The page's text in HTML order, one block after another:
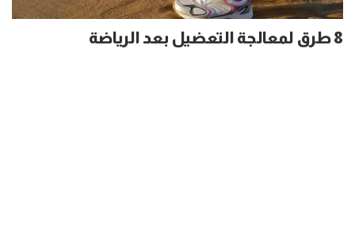
8 طرق لمعالجة التعضيل بعد الرياضة